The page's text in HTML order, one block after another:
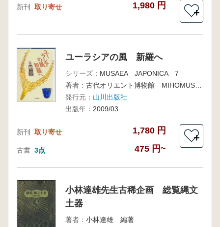
新刊 取り寄せ 1,980 円
＋
ユーラシアの風 新羅へ
シリーズ： MUSAEA JAPONICA 7
著者：
古代オリエント博物館 MIHOMUSEUM 編 山本孝文 監修
発行元： 山川出版社
出版年： 2009/03
新刊 取り寄せ 1,780 円
古書 3点 475 円~
＋
小林達雄先生古稀企画 総覧縄文
土器
著者： 小林達雄 編著